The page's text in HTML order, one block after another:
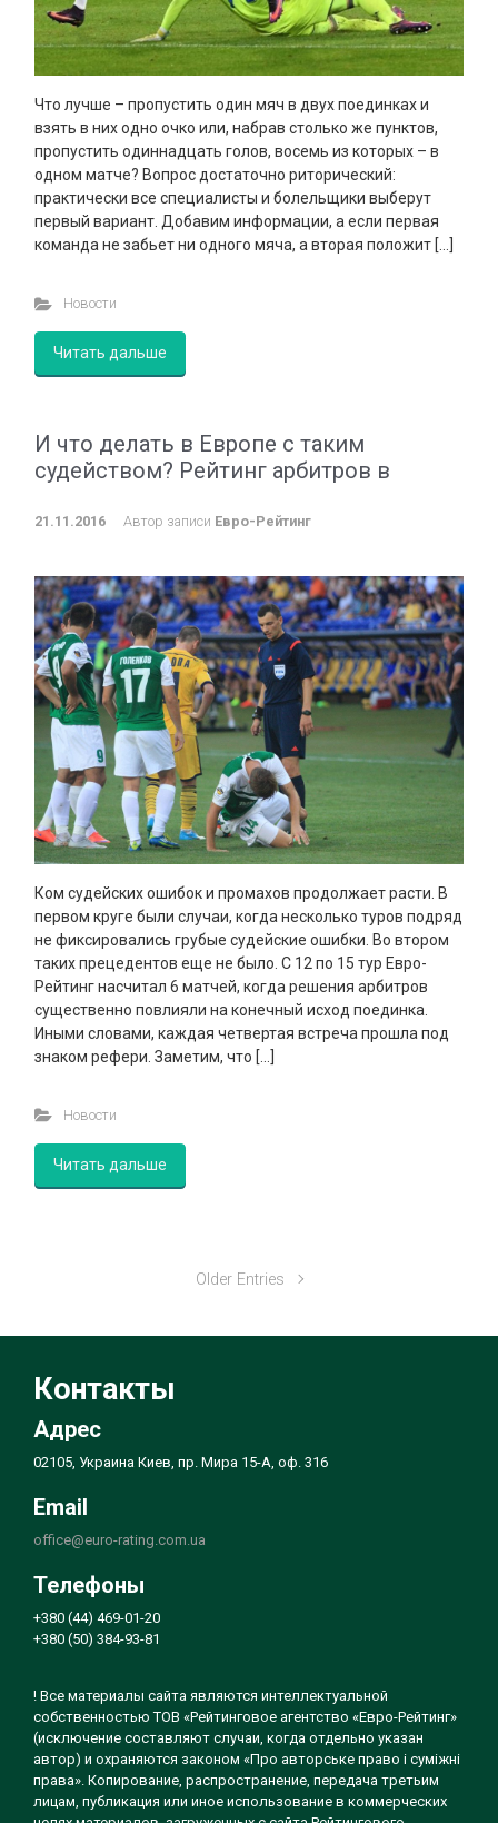
Что лучше – пропустить один мяч в двух поединках и
взять в них одно очко или, набрав столько же пунктов,
пропустить одиннадцать голов, восемь из которых – в
одном матче? Вопрос достаточно риторический:
практически все специалисты и болельщики выберут
первый вариант. Добавим информации, а если первая
команда не забьет ни одного мяча, а вторая положит […]
Новости
Читать дальше
И что делать в Европе с таким
судейством? Рейтинг арбитров в
21.11.2016 Автор записи Евро-Рейтинг
Ком судейских ошибок и промахов продолжает расти. В
первом круге были случаи, когда несколько туров подряд
не фиксировались грубые судейские ошибки. Во втором
таких прецедентов еще не было. С 12 по 15 тур Евро-
Рейтинг насчитал 6 матчей, когда решения арбитров
существенно повлияли на конечный исход поединка.
Иными словами, каждая четвертая встреча прошла под
знаком рефери. Заметим, что […]
Новости
Читать дальше
Older Entries
Контакты
Адрес
02105, Украина Киев, пр. Мира 15-А, оф. 316
Email
office@euro-rating.com.ua
Телефоны
+380 (44) 469-01-20
+380 (50) 384-93-81
! Все материалы сайта являются интеллектуальной
собственностью ТОВ «Рейтинговое агентство «Евро-Рейтинг»
(исключение составляют случаи, когда отдельно указан
автор) и охраняются законом «Про авторське право і суміжні
права». Копирование, распространение, передача третьим
лицам, публикация или иное использование в коммерческих